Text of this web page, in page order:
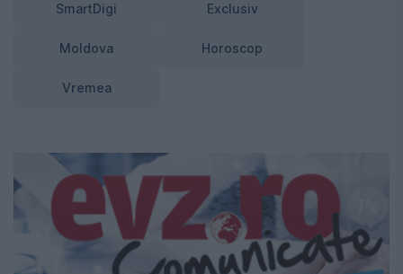
SmartDigi Exclusiv
Moldova Horoscop
Vremea